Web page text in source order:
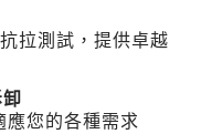
拉測試，提供卓越
應您的各種需求